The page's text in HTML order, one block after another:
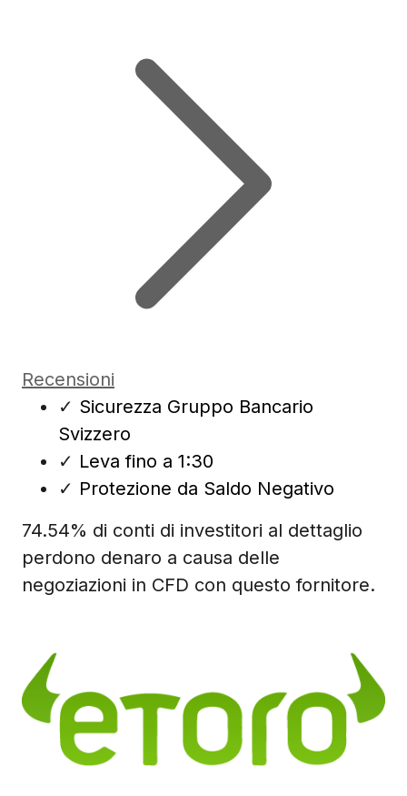
Recensioni
✓ Sicurezza Gruppo Bancario
Svizzero
✓ Leva fino a 1:30
✓ Protezione da Saldo Negativo
74.54% di conti di investitori al dettaglio
perdono denaro a causa delle
negoziazioni in CFD con questo fornitore.